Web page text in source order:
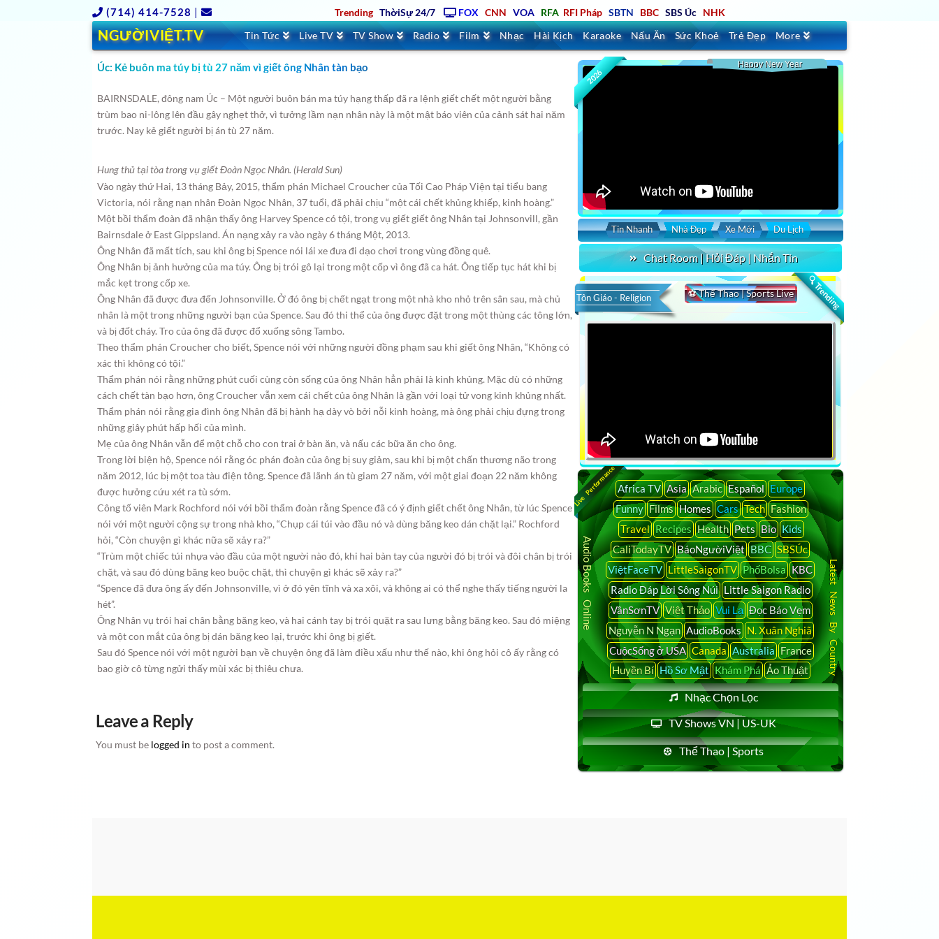
(714) 414-7528 | Trending ThờiSự 24/7 FOX CNN VOA RFA RFI Pháp SBTN BBC SBS Úc NHK
NGƯỜIVIỆT.TV Tin Tức Live TV TV Show Radio Film Nhạc Hài Kịch Karaoke Nấu Ăn Sức Khoẻ Trẻ Đẹp More
Úc: Kẻ buôn ma túy bị tù 27 năm vì giết ông Nhân tàn bạo
BAIRNSDALE, đông nam Úc – Một người buôn bán ma túy hạng thấp đã ra lệnh giết chết một người bằng
trùm bao ni-lông lên đầu gây nghẹt thở, vì tưởng lầm nạn nhân này là một mật báo viên của cảnh sát hai năm
trước. Nay kẻ giết người bị án tù 27 năm.
Hung thủ tại tòa trong vụ giết Đoàn Ngọc Nhân. (Herald Sun)
Vào ngày thứ Hai, 13 tháng Bảy, 2015, thẩm phán Michael Croucher của Tối Cao Pháp Viện tại tiểu bang
Victoria, nói rằng nạn nhân Đoàn Ngọc Nhân, 37 tuổi, đã phải chịu “một cái chết khủng khiếp, kinh hoàng.”
Một bồi thẩm đoàn đã nhận thấy ông Harvey Spence có tội, trong vụ giết giết ông Nhân tại Johnsonvill, gần
Bairnsdale ở East Gippsland. Án nạng xảy ra vào ngày 6 tháng Một, 2013.
Ông Nhân đã mất tích, sau khi ông bị Spence nói lái xe đưa đi dạo chơi trong vùng đồng quê.
Ông Nhân bị ảnh hưởng của ma túy. Ông bị trói gô lại trong một cốp vì ông đã ca hát. Ông tiếp tục hát khi bị
mắc kẹt trong cốp xe.
Ông Nhân đã được đưa đến Johnsonville. Ở đó ông bị chết ngạt trong một nhà kho nhỏ trên sân sau, mà chủ
nhân là một trong những người bạn của Spence. Sau đó thi thể của ông được đặt trong một thùng các tông lớn,
và bị đốt cháy. Tro của ông đã được đổ xuống sông Tambo.
Theo thẩm phán Croucher cho biết, Spence nói với những người đồng phạm sau khi giết ông Nhân, “Không có
xác thì không có tội.”
Thẩm phán nói rằng những phút cuối cùng còn sống của ông Nhân hẳn phải là kinh khủng. Mặc dù có những
cách chết tàn bạo hơn, ông Croucher vẫn xem cái chết của ông Nhân là gần với loại tử vong kinh khủng nhất.
Thẩm phán nói rằng gia đình ông Nhân đã bị hành hạ dày vò bởi nỗi kinh hoàng, mà ông phải chịu đựng trong
những giây phút hấp hối của mình.
Mẹ của ông Nhân vẫn để một chỗ cho con trai ở bàn ăn, và nấu các bữa ăn cho ông.
Trong lời biện hộ, Spence nói rằng óc phán đoàn của ông bị suy giảm, sau khi bị một chấn thương não trong
năm 2012, lúc bị một toa tàu điện tông. Spence đã lãnh án tù giam 27 năm, với một giai đoạn 22 năm không
được hưởng cứu xét ra tù sớm.
Công tố viên Mark Rochford nói với bồi thẩm đoàn rằng Spence đã có ý định giết chết ông Nhân, từ lúc Spence
nói với một người cộng sự trong nhà kho, “Chụp cái túi vào đầu nó và dùng băng keo dán chặt lại.” Rochford
hỏi, “Còn chuyện gì khác nữa sẽ xảy ra?”
“Trùm một chiếc túi nhựa vào đầu của một người nào đó, khi hai bàn tay của người đó bị trói và đôi chân bị trói
chặt, và sau đó dùng băng keo buộc chặt, thì chuyện gì khác sẽ xảy ra?”
“Spence đã đưa ông ấy đến Johnsonville, vì ở đó yên tĩnh và xa xôi, và không ai có thể nghe thấy tiếng người la
hét”.
Ông Nhân vụ trói hai chân bằng băng keo, và hai cánh tay bị trói quặt ra sau lưng bằng băng keo. Sau đó miệng
và một con mắt của ông bị dán băng keo lại, trước khi ông bị giết.
Sau đó Spence nói với một người bạn về chuyện ông đã làm điều xấu như thế nào, khi ông hỏi cô ấy rằng có
bao giờ cô từng ngửi thấy mùi xác bị thiêu chưa.
Leave a Reply
You must be logged in to post a comment.
2026
Happy New Year
Tin Nhanh Nhà Đẹp Xe Mới Du Lịch
Chat Room | Hỏi Đáp | Nhắn Tin
🔍 Trending
⚽ Thể Thao | Sports Live
Tôn Giáo - Religion
Live PerformanceAfrica TV Asia Arabic Español Europe
Funny Films Homes Cars Tech Fashion
Travel Recipes Health Pets Bio Kids
CaliTodayTV BáoNgườiViệt BBC SBSÚc
ViệtFaceTV LittleSaigonTV PhốBolsa KBC
Radio Đáp Lời Sông Núi Little Saigon Radio
VânSơnTV Việt Thảo Vui Lạ Đọc Báo Vẹm
Nguyễn N Ngạn AudioBooks N. Xuân Nghiã
CuộcSống ở USA Canada Australia France
Huyền Bí Hồ Sơ Mật Khám Phá Ảo Thuật
Nhạc Chọn Lọc
TV Shows VN | US-UK
Thể Thao | Sports
Audio Books Online Latest News By Country